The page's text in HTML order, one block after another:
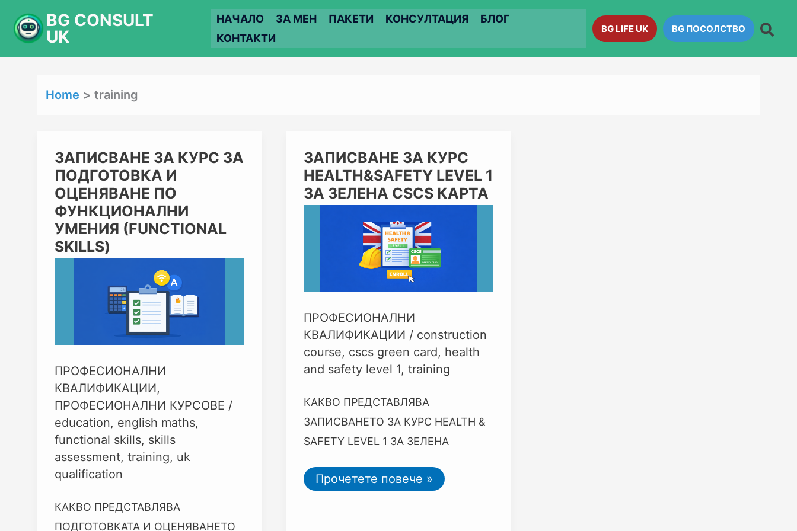
content
BG CONSULT
UK
НАЧАЛО ЗА МЕН ПАКЕТИ КОНСУЛТАЦИЯ
БЛОГ
КОНТАКТИ
BG LIFE UK BG ПОСОЛСТВО
Home training
ЗАПИСВАНЕ ЗА КУРС ЗА
ПОДГОТОВКА И
ОЦЕНЯВАНЕ ПО
ФУНКЦИОНАЛНИ
УМЕНИЯ (FUNCTIONAL
SKILLS)
ПРОФЕСИОНАЛНИ
КВАЛИФИКАЦИИ,
ПРОФЕСИОНАЛНИ КУРСОВЕ /
education, english maths,
functional skills, skills
assessment, training, uk
qualification
КАКВО ПРЕДСТАВЛЯВА
ПОДГОТОВКАТА И ОЦЕНЯВАНЕТО
ЗАПИСВАНЕ
ЗА
КУРС
ЗА
ПОДГОТОВКА
И
ОЦЕНЯВАНЕ
ПО
ФУНКЦИОНАЛНИ
УМЕНИЯ
SKILLS)
ЗАПИСВАНЕ ЗА КУРС
HEALTH&SAFETY LEVEL 1
ЗА ЗЕЛЕНА CSCS КАРТА
ПРОФЕСИОНАЛНИ
КВАЛИФИКАЦИИ / construction
course, cscs green card, health
and safety level 1, training
КАКВО ПРЕДСТАВЛЯВА
ЗАПИСВАНЕТО ЗА КУРС HEALTH &
SAFETY LEVEL 1 ЗА ЗЕЛЕНА
ЗАПИСВАНЕ
ЗА
КУРС
HEALTH&SAFETY
LEVEL
Прочетете повече »